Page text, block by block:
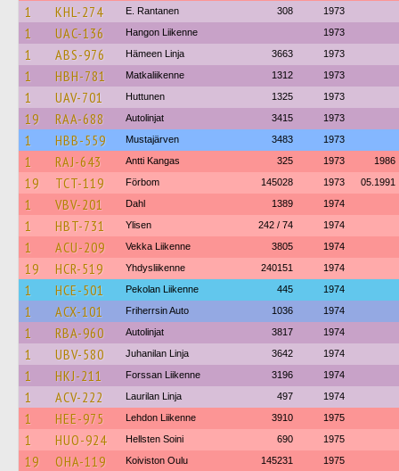
1 KHL-274 E. Rantanen 308 1973
1 UAC-136 Hangon Liikenne 1973
1 ABS-976 Hämeen Linja 3663 1973
1 HBH-781 Matkaliikenne 1312 1973
1 UAV-701 Huttunen 1325 1973
19 RAA-688 Autolinjat 3415 1973
1 HBB-559 Mustajärven 3483 1973
1 RAJ-643 Antti Kangas 325 1973 1986
19 TCT-119 Förbom 145028 1973 05.1991
1 VBV-201 Dahl 1389 1974
1 HBT-731 Ylisen 242 / 74 1974
1 ACU-209 Vekka Liikenne 3805 1974
19 HCR-519 Yhdysliikenne 240151 1974
1 HCE-501 Pekolan Liikenne 445 1974
1 ACX-101 Friherrsin Auto 1036 1974
1 RBA-960 Autolinjat 3817 1974
1 UBV-580 Juhanilan Linja 3642 1974
1 HKJ-211 Forssan Liikenne 3196 1974
1 ACV-222 Laurilan Linja 497 1974
1 HEE-975 Lehdon Liikenne 3910 1975
1 HUO-924 Hellsten Soini 690 1975
19 OHA-119 Koiviston Oulu 145231 1975